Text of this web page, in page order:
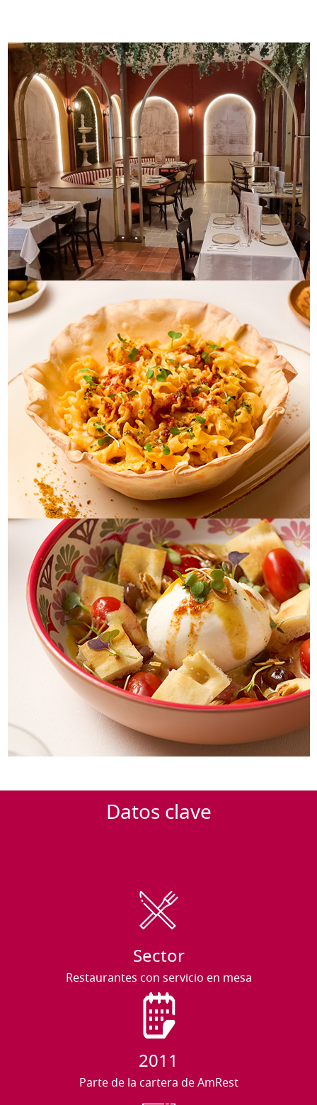
Datos clave
Sector
Restaurantes con servicio en mesa
2011
Parte de la cartera de AmRest